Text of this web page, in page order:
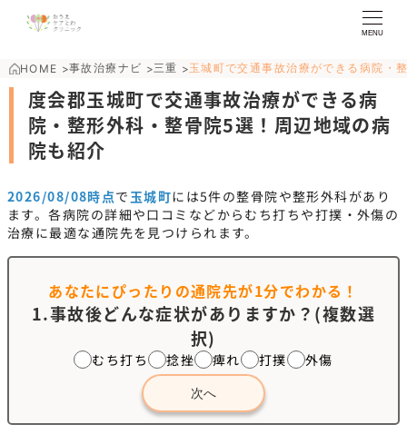
MENU
HOME >事故治療ナビ >三重 >玉城町で交通事故治療ができる病院・
度会郡玉城町で交通事故治療ができる病
院・整形外科・整骨院5選！周辺地域の病
院も紹介
2026/08/08時点で 玉城町には5件の整骨院や整形外科があり
ます。各病院の詳細や口コミなどからむち打ちや打撲・外傷の
治療に最適な通院先を見つけられます。
あなたにぴったりの通院先が1分でわかる！
1.事故後どんな症状がありますか？(複数選
択)
むち打ち 捻挫 痺れ 打撲 外傷
次へ